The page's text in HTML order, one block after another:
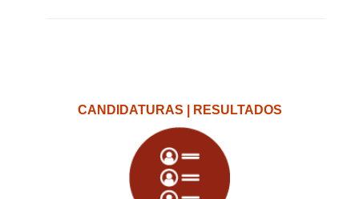
CANDIDATURAS | RESULTADOS